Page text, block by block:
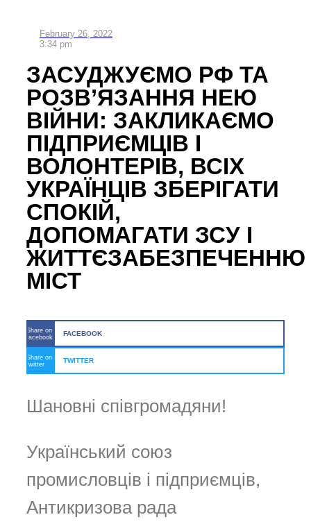
February 26, 2022
3:34 pm
ЗАСУДЖУЄМО РФ ТА
РОЗВ’ЯЗАННЯ НЕЮ
ВІЙНИ: ЗАКЛИКАЄМО
ПІДПРИЄМЦІВ І
ВОЛОНТЕРІВ, ВСІХ
УКРАЇНЦІВ ЗБЕРІГАТИ
СПОКІЙ,
ДОПОМАГАТИ ЗСУ І
ЖИТТЄЗАБЕЗПЕЧЕННЮ
МІСТ
Share on
facebook
FACEBOOK
Share on
twitter
TWITTER
Шановні співгромадяни!
Український союз
промисловців і підприємців,
Антикризова рада